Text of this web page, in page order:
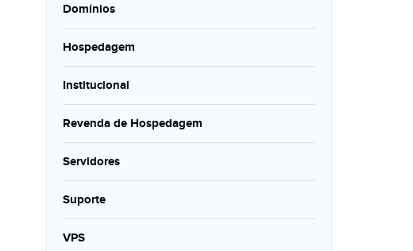
Domínios
Hospedagem
Institucional
Revenda de Hospedagem
Servidores
Suporte
VPS